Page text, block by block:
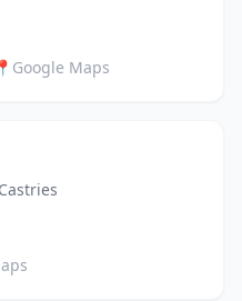
📍 Google Maps